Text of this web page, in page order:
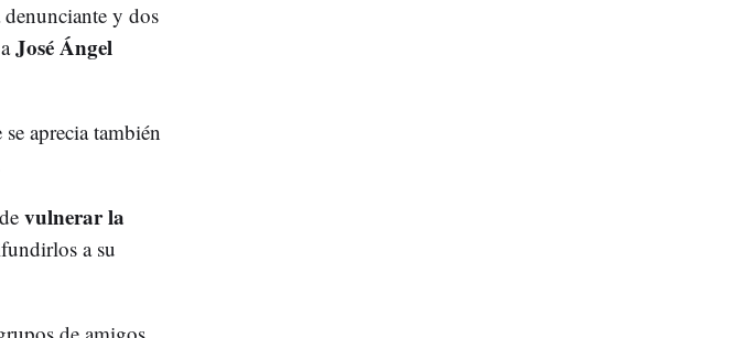
y dos
José Ángel
aprecia también
vulnerar la
a su